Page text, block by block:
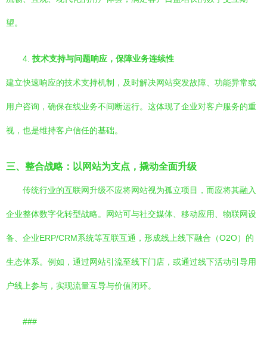
望。
4. 技术支持与问题响应，保障业务连续性
建立快速响应的技术支持机制，及时解决网站突发故障、功能异常或
用户咨询，确保在线业务不间断运行。这体现了企业对客户服务的重
视，也是维持客户信任的基础。
三、整合战略：以网站为支点，撬动全面升级
传统行业的互联网升级不应将网站视为孤立项目，而应将其融入
企业整体数字化转型战略。网站可与社交媒体、移动应用、物联网设
备、企业ERP/CRM系统等互联互通，形成线上线下融合（O2O）的
生态体系。例如，通过网站引流至线下门店，或通过线下活动引导用
户线上参与，实现流量互导与价值闭环。
###